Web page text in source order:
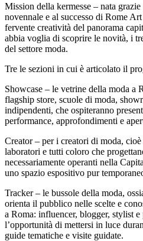
Mission della kermesse – nata grazie
novennale e al successo di Rome
fervente creatività del panorama
abbia voglia di scoprire le novità, i
del settore moda.
Tre le sezioni in cui è articolato il
Showcase – le vetrine della moda a
flagship store, scuole di moda,
indipendenti, che ospiteranno
performance, approfondimenti e
Creator – per i creatori di moda,
laboratori e tutti coloro che
necessariamente operanti nella
uno spazio espositivo pur
Tracker – le bussole della moda,
orienta il pubblico nelle scelte e
a Roma: influencer, blogger, stylist
l’opportunità di mettersi in luce
guide tematiche e visite guidate.